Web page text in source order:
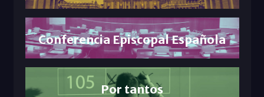
Conferencia Episcopal Española
Por tantos